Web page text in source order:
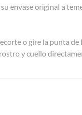
envase original a
o gire la punta
y cuello